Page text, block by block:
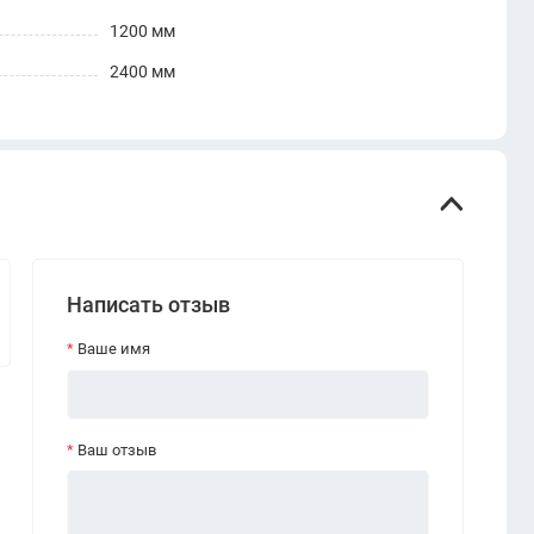
1200 мм
2400 мм
Написать отзыв
Ваше имя
Ваш отзыв